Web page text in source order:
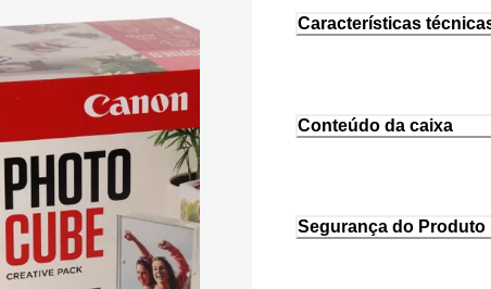
Características
Conteúdo da caixa
Segurança do Produto